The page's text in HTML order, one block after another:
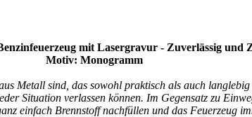
mit Lasergravur - Zuverlässig und
Motiv: Monogramm
Metall sind, das sowohl praktisch als auch
Situation verlassen können. Im Gegensatz zu
einfach Brennstoff nachfüllen und das Feuerzeug